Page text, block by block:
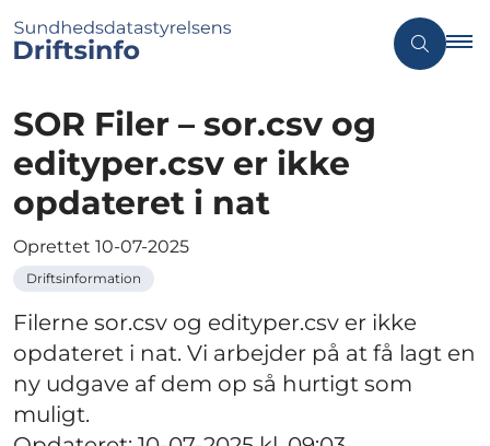
SOR Filer – sor.csv og
edityper.csv er ikke
opdateret i nat
Oprettet 10-07-2025
Driftsinformation
Filerne sor.csv og edityper.csv er ikke
opdateret i nat. Vi arbejder på at få lagt en
ny udgave af dem op så hurtigt som
muligt.